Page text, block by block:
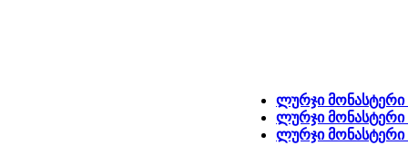
ლურჯი
ლურჯი მონასტერი
ლურჯი მონასტერი